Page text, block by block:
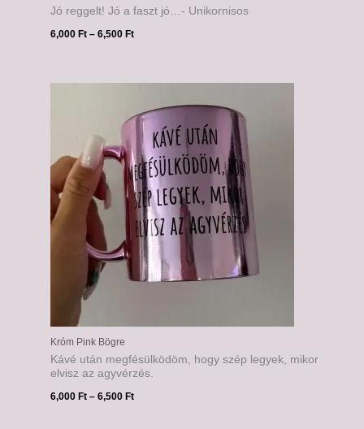
Jó reggelt! Jó a faszt jó…- Unikornisos
6,000Ft – 6,500Ft
Króm Pink Bögre
Kávé után megfésülködöm, hogy szép legyek, mikor
elvisz az agyvérzés.
6,000Ft – 6,500Ft
6,500 Ft